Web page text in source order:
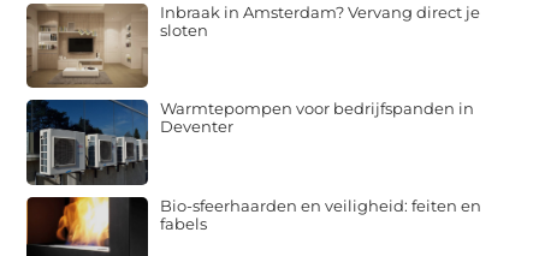
Inbraak in Amsterdam? Vervang direct je
sloten
Warmtepompen voor bedrijfspanden in
Deventer
Bio-sfeerhaarden en veiligheid: feiten en
fabels